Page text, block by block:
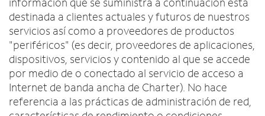
Lista de canales
Intercambiar dispositivo
Ayuda de Spectrum
Contacta a Spectrum Mobile
Ayuda para Mobile
Encuentra una tienda
English
n
c
o
n
t
r
a
d
a
destinada a clientes actuales y futuros de nuestros
servicios así como a proveedores de productos
"periféricos" (es decir, proveedores de aplicaciones,
dispositivos, servicios y contenido al que se accede
por medio de o conectado al servicio de acceso a
Internet de banda ancha de Charter). No hace
referencia a las prácticas de administración de red,